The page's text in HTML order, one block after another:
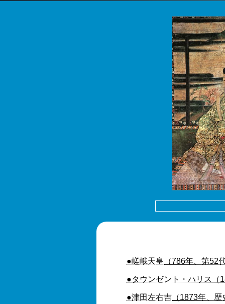
●嵯峨天皇 （786年、第52
●タウンゼント・ハリス（
●津田左右吉 （1873年、